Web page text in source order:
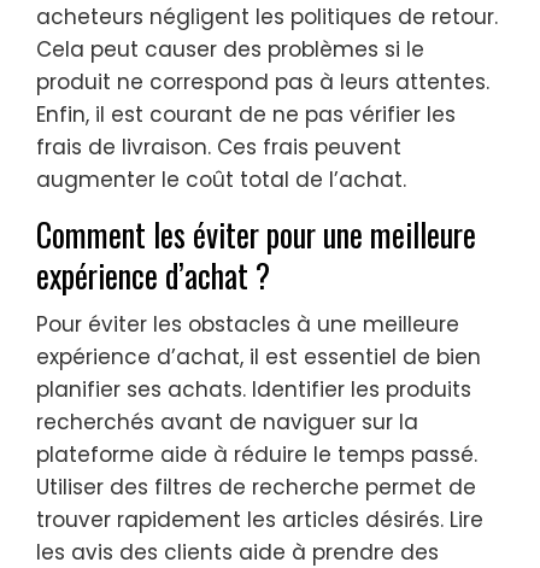
acheteurs négligent les politiques de retour.
Cela peut causer des problèmes si le
produit ne correspond pas à leurs attentes.
Enfin, il est courant de ne pas vérifier les
frais de livraison. Ces frais peuvent
augmenter le coût total de l’achat.
Comment les éviter pour une meilleure
expérience d’achat ?
Pour éviter les obstacles à une meilleure
expérience d’achat, il est essentiel de bien
planifier ses achats. Identifier les produits
recherchés avant de naviguer sur la
plateforme aide à réduire le temps passé.
Utiliser des filtres de recherche permet de
trouver rapidement les articles désirés. Lire
les avis des clients aide à prendre des